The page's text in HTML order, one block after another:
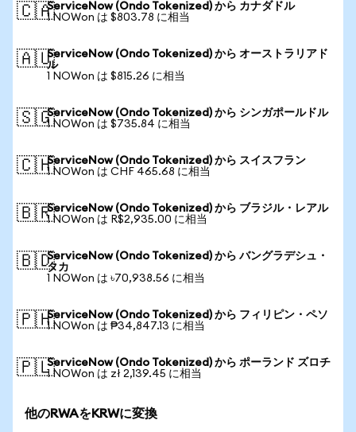
🇨🇦ServiceNow (Ondo Tokenized) から カナダドル
1 NOWon は $803.78 に相当
🇦🇺ServiceNow (Ondo Tokenized) から オーストラリアド
ル
1 NOWon は $815.26 に相当
🇸🇬ServiceNow (Ondo Tokenized) から シンガポールドル
1 NOWon は $735.84 に相当
🇨🇭ServiceNow (Ondo Tokenized) から スイスフラン
1 NOWon は CHF 465.68 に相当
🇧🇷ServiceNow (Ondo Tokenized) から ブラジル・レアル
1 NOWon は R$2,935.00 に相当
🇧🇩ServiceNow (Ondo Tokenized) から バングラデシュ・
タカ
1 NOWon は ৳70,938.56 に相当
🇵🇭ServiceNow (Ondo Tokenized) から フィリピン・ペソ
1 NOWon は ₱34,847.13 に相当
🇵🇱ServiceNow (Ondo Tokenized) から ポーランド ズロチ
1 NOWon は zł 2,139.45 に相当
他のRWAをKRWに変換